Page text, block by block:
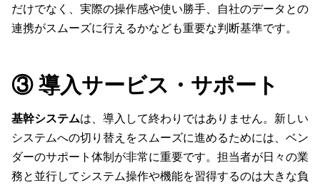
だけでなく、実際の操作感や使い勝手、自社のデータとの
連携がスムーズに行えるかなども重要な判断基準です。
③ 導入サービス・サポート
基幹システムは、導入して終わりではありません。新しい
システムへの切り替えをスムーズに進めるためには、ベン
ダーのサポート体制が非常に重要です。担当者が日々の業
務と並行してシステム操作や機能を習得するのは大きな負